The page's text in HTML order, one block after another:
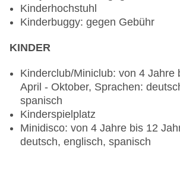
Kinderhochstuhl
Kinderbuggy: gegen Gebühr
KINDER
Kinderclub/Miniclub: von 4 Jahre
April - Oktober, Sprachen:
spanisch
Kinderspielplatz
Minidisco: von 4 Jahre bis 12
deutsch, englisch, spanisch